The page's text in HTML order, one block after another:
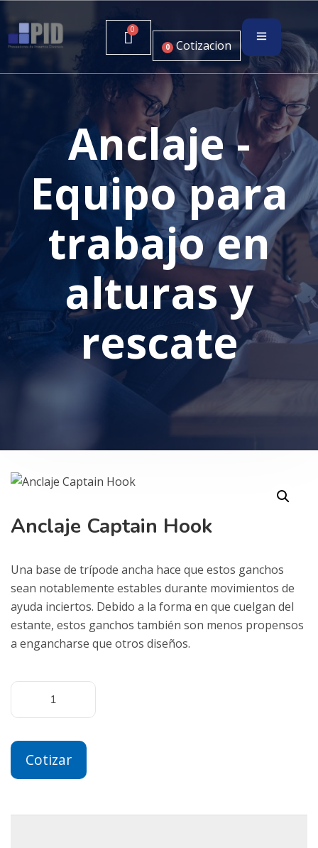
0 Cotizacion
Anclaje -
Equipo para
trabajo en
alturas y
rescate
Anclaje Captain Hook
Una base de trípode ancha hace que estos ganchos
sean notablemente estables durante movimientos de
ayuda inciertos. Debido a la forma en que cuelgan del
estante, estos ganchos también son menos propensos
a engancharse que otros diseños.
Cotizar